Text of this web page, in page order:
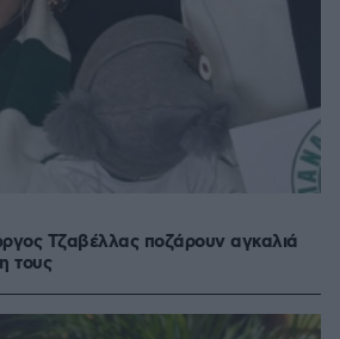
Τζαβέλλας ποζάρουν αγκαλιά
τους